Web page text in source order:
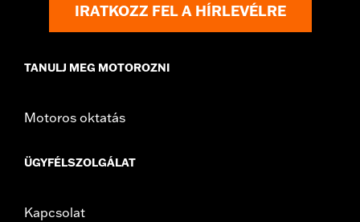
IRATKOZZ FEL A HÍRLEVÉLRE
TANULJ MEG MOTOROZNI
Motoros oktatás
ÜGYFÉLSZOLGÁLAT
Kapcsolat